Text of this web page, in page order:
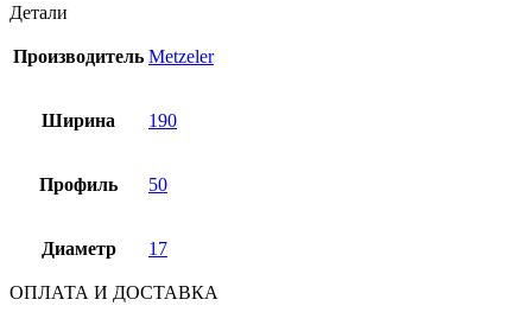
Детали
Производитель Metzeler
Ширина 190
Профиль 50
Диаметр 17
ОПЛАТА И ДОСТАВКА